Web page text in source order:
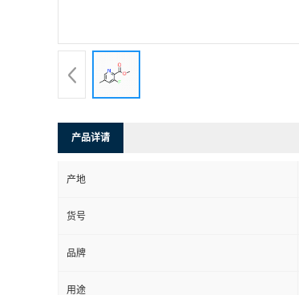
产品详请
产地
货号
品牌
用途